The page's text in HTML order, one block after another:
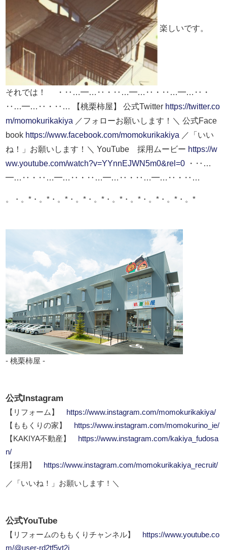
楽しいです。
それでは！
・‥…━…‥・‥…━…‥・‥…━…‥・
‥…━…‥・‥…
【桃栗柿屋】 公式Twitter https://twitter.co
m/momokurikakiya ／フォローお願いします！＼ 公式Face
book https://www.facebook.com/momokurikakiya ／「いい
ね！」お願いします！＼ YouTube 採用ムービー https://w
ww.youtube.com/watch?v=YYnnEJWN5m0&rel=0
・‥…
━…‥・‥…━…‥・‥…━…‥・‥…━…‥・‥…
。・。*・。*・。*・。*・。*・。*・。*・。*・。*・。*
- 桃栗柿屋 -
公式Instagram
【リフォーム】
https://www.instagram.com/momokurikakiya/
【ももくりの家】
https://www.instagram.com/momokurino_ie/
【KAKIYA不動産】
https://www.instagram.com/kakiya_fudosa
n/
【採用】
https://www.instagram.com/momokurikakiya_recruit/
／「いいね！」お願いします！＼
公式YouTube
【リフォームのももくりチャンネル】
https://www.youtube.co
m/@user-rd2tf5vt2i